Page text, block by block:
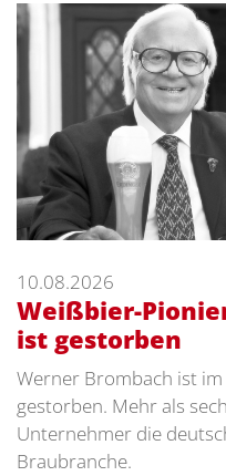
10.08.2026
Weißbier-
ist gestorben
Werner Brombach ist
gestorben. Mehr als
Unternehmer die
Braubranche.